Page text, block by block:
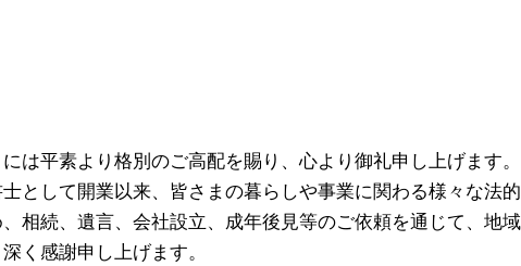
は平素より格別のご高配を賜り、心より御礼申し上げます。
として開業以来、皆さまの暮らしや事業に関わる様々な法
相続、遺言、会社設立、成年後見等のご依頼を通じて、地
く感謝申し上げます。